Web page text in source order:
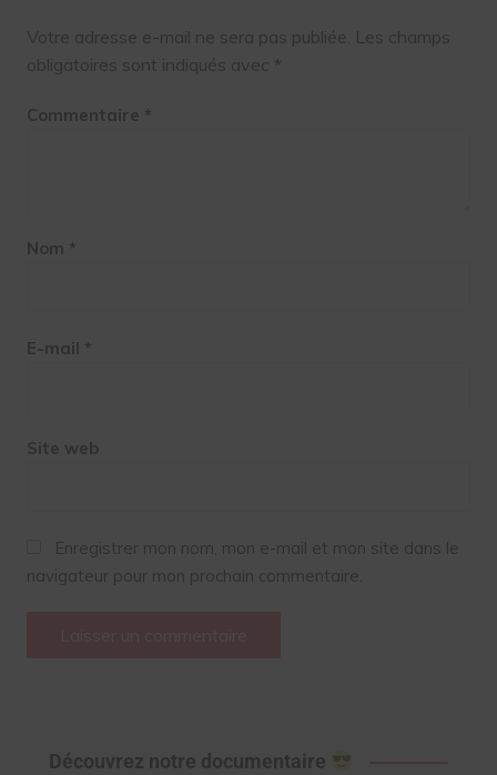
Votre adresse e-mail ne sera pas publiée. Les champs
obligatoires sont indiqués avec *
Commentaire *
Nom *
E-mail *
Site web
Enregistrer mon nom, mon e-mail et mon site dans le
navigateur pour mon prochain commentaire.
Découvrez notre documentaire